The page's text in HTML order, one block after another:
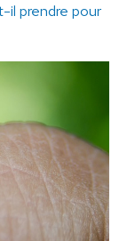
il prendre pour